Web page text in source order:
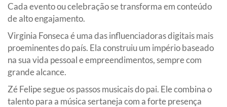
Cada evento ou celebração se transforma em conteúdo
de alto engajamento.
Virginia Fonseca é uma das influenciadoras digitais mais
proeminentes do país. Ela construiu um império baseado
na sua vida pessoal e empreendimentos, sempre com
grande alcance.
Zé Felipe segue os passos musicais do pai. Ele combina o
talento para a música sertaneja com a forte presença